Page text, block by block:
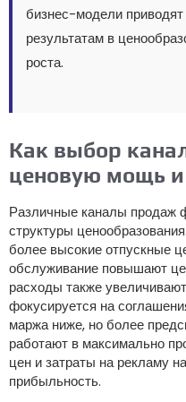
бизнес-модели
результатам в
роста.
Как выбор
ценовую мощь
Различные каналы продаж
структуры
более высокие отпускные
обслуживание повышают
расходы также
фокусируется на
маржа ниже, но более
работают в максимально
цен и затраты на рекламу
прибыльность.